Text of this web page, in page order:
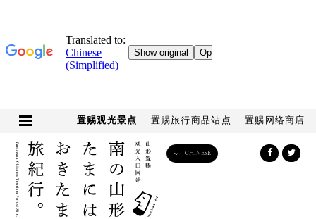
置赐观光景点 置赐旅行商品站点 置赐网络商店
CHINESE